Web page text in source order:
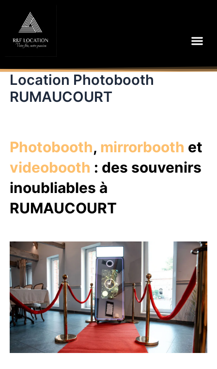
contenu
Location Photobooth
RUMAUCOURT
Photobooth, mirrorbooth et
videobooth : des souvenirs
inoubliables à
RUMAUCOURT